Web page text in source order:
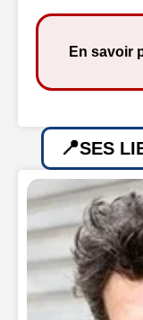
En savoir
SES